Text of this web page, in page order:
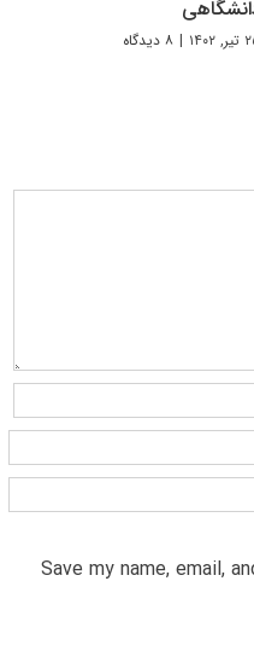
| ۸ دیدگاه
Save my name, email,